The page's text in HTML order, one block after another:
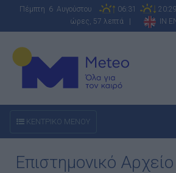
Πέμπτη 6 Αυγούστου 06:31
ώρες, 57 λεπτά |
IN
ΚΕΝΤΡΙΚΟ ΜΕΝΟΥ
Επιστημονικό Αρχείο